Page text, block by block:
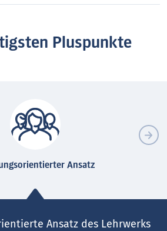
Pluspunkte
Ansatz
Ansatz des Lehrwerks